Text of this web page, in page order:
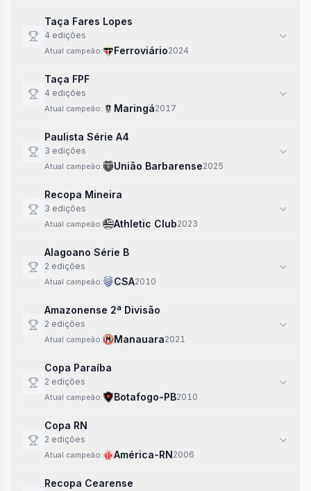
Taça Fares Lopes
4 edições
Atual campeão: Ferroviário2024
Taça FPF
4 edições
Atual campeão: Maringá2017
Paulista Série A4
3 edições
Atual campeão: União Barbarense2025
Recopa Mineira
3 edições
Atual campeão: Athletic Club2023
Alagoano Série B
2 edições
Atual campeão: CSA2010
Amazonense 2ª Divisão
2 edições
Atual campeão: Manauara2021
Copa Paraíba
2 edições
Atual campeão: Botafogo-PB2010
Copa RN
2 edições
Atual campeão: América-RN2006
Recopa Cearense